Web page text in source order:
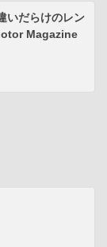
いだらけのレン
Magazine